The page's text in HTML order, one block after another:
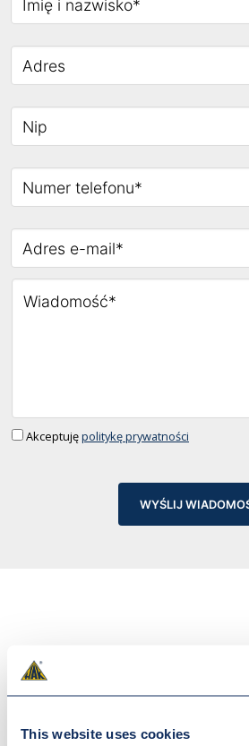
This website uses cookies
Akceptujępolitykę prywatności
WYŚLIJ
INNE